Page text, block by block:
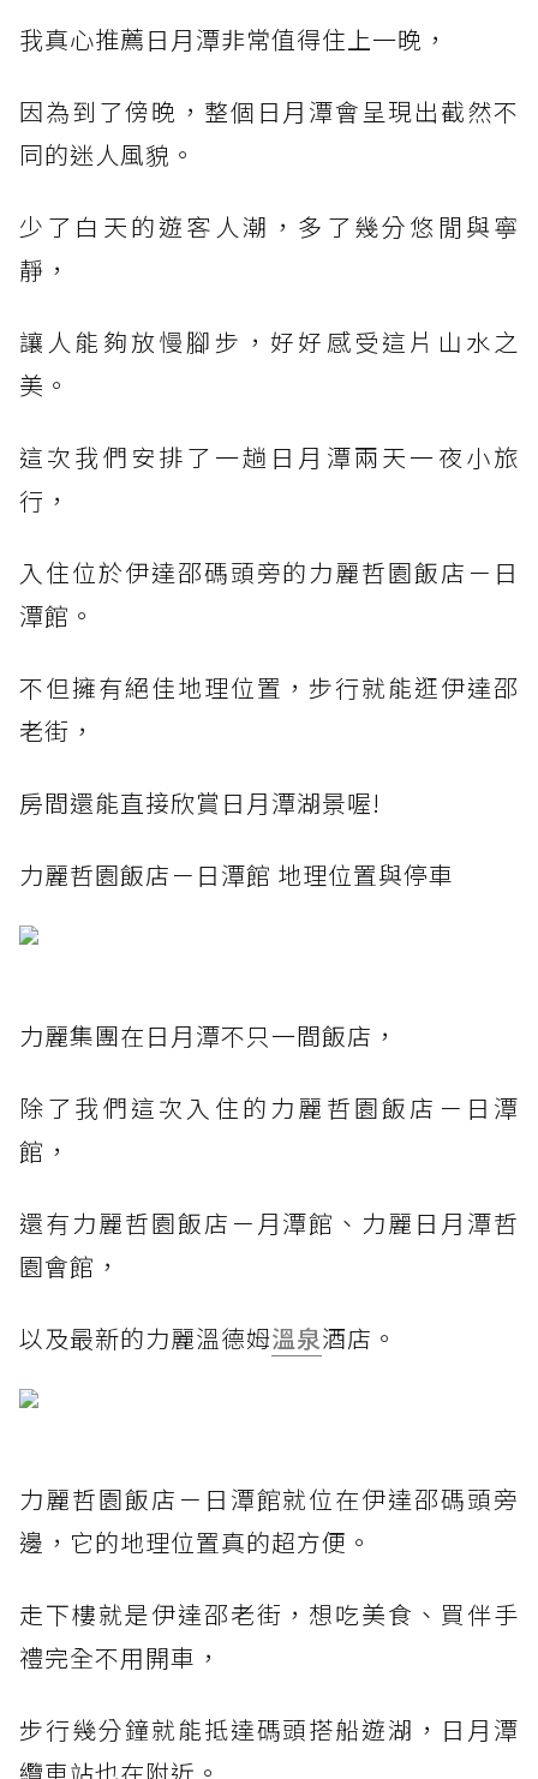
我真心推薦日月潭非常值得住上一晚，
因為到了傍晚，整個日月潭會呈現出截然不
同的迷人風貌。
少了白天的遊客人潮，多了幾分悠閒與寧
靜，
讓人能夠放慢腳步，好好感受這片山水之
美。
這次我們安排了一趟日月潭兩天一夜小旅
行，
入住位於伊達邵碼頭旁的力麗哲園飯店－日
潭館。
不但擁有絕佳地理位置，步行就能逛伊達邵
老街，
房間還能直接欣賞日月潭湖景喔!
力麗哲園飯店－日潭館 地理位置與停車
力麗集團在日月潭不只一間飯店，
除了我們這次入住的力麗哲園飯店－日潭
館，
還有力麗哲園飯店－月潭館、力麗日月潭哲
園會館，
以及最新的力麗溫德姆溫泉酒店。
力麗哲園飯店－日潭館就位在伊達邵碼頭旁
邊，它的地理位置真的超方便。
走下樓就是伊達邵老街，想吃美食、買伴手
禮完全不用開車，
步行幾分鐘就能抵達碼頭搭船遊湖，日月潭